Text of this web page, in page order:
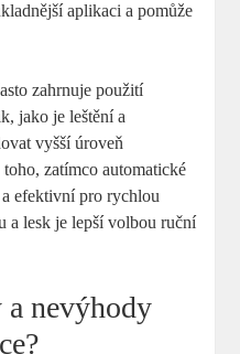
aplikaci a pomůže
zahrnuje použití
jako je leštění a
vyšší úroveň
zatímco automatické
efektivní pro rychlou
a lesk je lepší volbou ruční
a nevýhody